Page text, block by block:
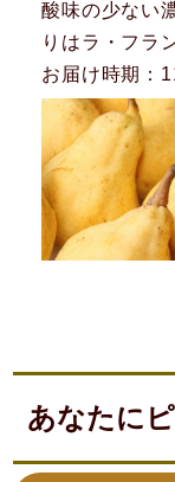
酸味の少ない
りはラ・フラ
お届け時期：
あなたに